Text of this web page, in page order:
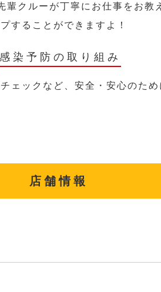
クルーが丁寧にお仕事をお教
することができますよ！
感染予防の取り組み
ェックなど、安全・安心のた
店舗情報